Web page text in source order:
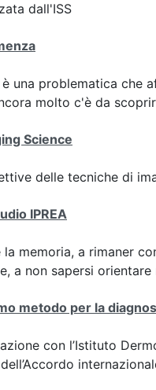
dall'ISS
una problematica che
molto c'è da
Science
delle tecniche di
IPREA
memoria, a rimaner
a non sapersi
metodo per la
con l’Istituto